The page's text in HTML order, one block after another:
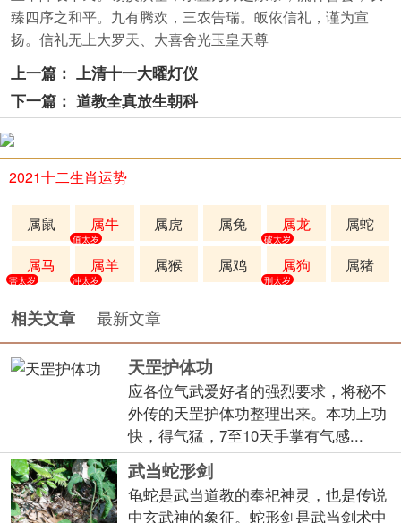
臻四序之和平。九有腾欢，三农告瑞。皈依信礼，谨为宣
扬。信礼无上大罗天、大喜舍光玉皇天尊
上一篇： 上清十一大曜灯仪
下一篇： 道教全真放生朝科
2021十二生肖运势
属鼠 属牛
值太岁
属虎 属兔 属龙
破太岁
属蛇
属马
害太岁
属羊
冲太岁
属猴 属鸡 属狗
刑太岁
属猪
相关文章 最新文章
天罡护体功
应各位气武爱好者的强烈要求，将秘不
外传的天罡护体功整理出来。本功上功
快，得气猛，7至10天手掌有气感...
武当蛇形剑
龟蛇是武当道教的奉祀神灵，也是传说
中玄武神的象征。蛇形剑是武当剑术中